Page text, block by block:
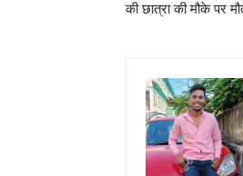
की छात्रा की मौके पर